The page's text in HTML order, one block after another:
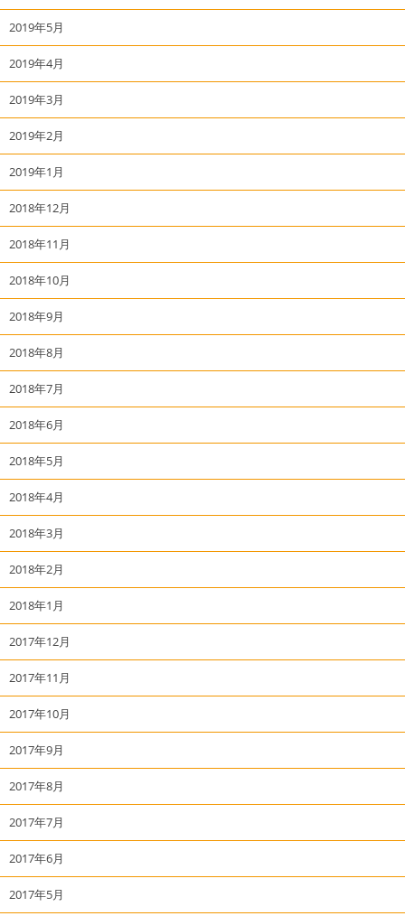
2019年5月
2019年4月
2019年3月
2019年2月
2019年1月
2018年12月
2018年11月
2018年10月
2018年9月
2018年8月
2018年7月
2018年6月
2018年5月
2018年4月
2018年3月
2018年2月
2018年1月
2017年12月
2017年11月
2017年10月
2017年9月
2017年8月
2017年7月
2017年6月
2017年5月